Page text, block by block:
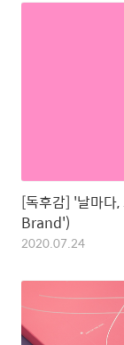
[독후감] '날마
Brand')
2020.07.24